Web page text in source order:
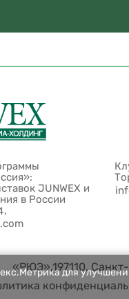
JUNWEX и
в России
,
«РЮЭ»,197110,
для